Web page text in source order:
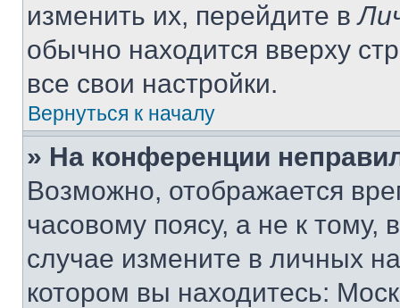
изменить их, перейдите в
обычно находится вверху
все свои настройки.
Вернуться к началу
» На конференции
Возможно, отображается
часовому поясу, а не к тому,
случае измените в личных
котором вы находитесь: